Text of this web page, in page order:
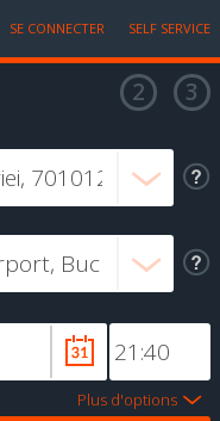
SE CONNECTER SELF SERVICE
Plus d'options